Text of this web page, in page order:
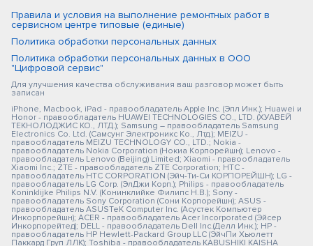
Правила и условия на выполнение ремонтных работ в
сервисном центре типовые (единые)
Политика обработки персональных данных
Политика обработки персональных данных в ООО
"Цифровой сервис"
Для улучшения качества обслуживания ваш разговор может быть
записан
iPhone, Macbook, iPad - правообладатель Apple Inc. (Эпл Инк.); Huawei и
Honor - правообладатель HUAWEI TECHNOLOGIES CO., LTD. (ХУАВЕЙ
ТЕКНОЛОДЖИС КО., ЛТД.); Samsung – правообладатель Samsung
Electronics Co. Ltd. (Самсунг Электроникс Ко., Лтд.); MEIZU -
правообладатель MEIZU TECHNOLOGY CO., LTD.; Nokia -
правообладатель Nokia Corporation (Нокиа Корпорейшн); Lenovo -
правообладатель Lenovo (Beijing) Limited; Xiaomi - правообладатель
Xiaomi Inc.; ZTE - правообладатель ZTE Corporation; HTC -
правообладатель HTC CORPORATION (Эйч-Ти-Си КОРПОРЕЙШН); LG -
правообладатель LG Corp. (ЭлДжи Корп.); Philips - правообладатель
Koninklijke Philips N.V. (Конинклийке Филипс Н.В.); Sony -
правообладатель Sony Corporation (Сони Корпорейшн); ASUS -
правообладатель ASUSTeK Computer Inc. (Асустек Компьютер
Инкорпорейшн); ACER - правообладатель Acer Incorporated (Эйсер
Инкорпорейтед); DELL - правообладатель Dell Inc.(Делл Инк.); HP -
правообладатель HP Hewlett-Packard Group LLC (ЭйчПи Хьюлетт
Паккард Груп ЛЛК); Toshiba - правообладатель KABUSHIKI KAISHA